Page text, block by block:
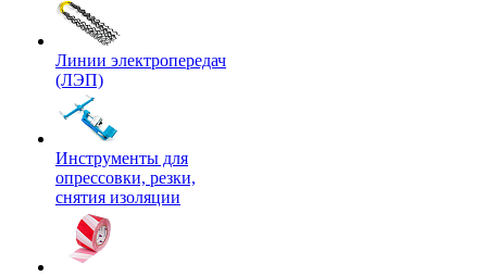
Линии электропередач
(ЛЭП)
Инструменты для
опрессовки, резки,
снятия изоляции